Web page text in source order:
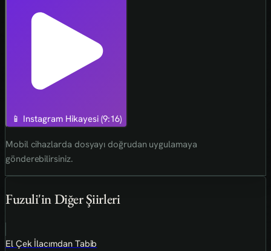
📱 Instagram Hikayesi (9:16)
Mobil cihazlarda dosyayı doğrudan uygulamaya
gönderebilirsiniz.
Fuzuli'in Diğer Şiirleri
El Çek İlacımdan Tabib